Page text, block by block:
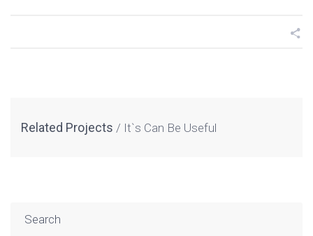
Related Projects It`s Can Be Useful
Search